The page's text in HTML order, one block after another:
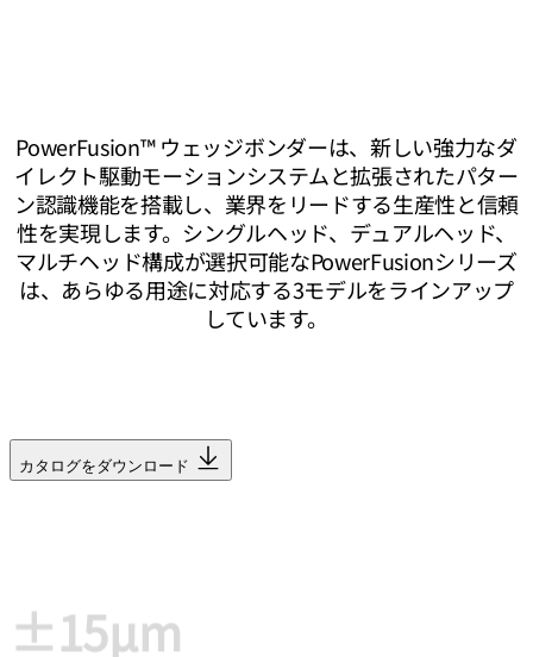
PowerFusion™ ウェッジボンダーは、新しい強力なダ
イレクト駆動モーションシステムと拡張されたパター
ン認識機能を搭載し、業界をリードする生産性と信頼
性を実現します。シングルヘッド、デュアルヘッド、
マルチヘッド構成が選択可能なPowerFusionシリーズ
は、あらゆる用途に対応する3モデルをラインアップ
しています。
カタログをダウンロード